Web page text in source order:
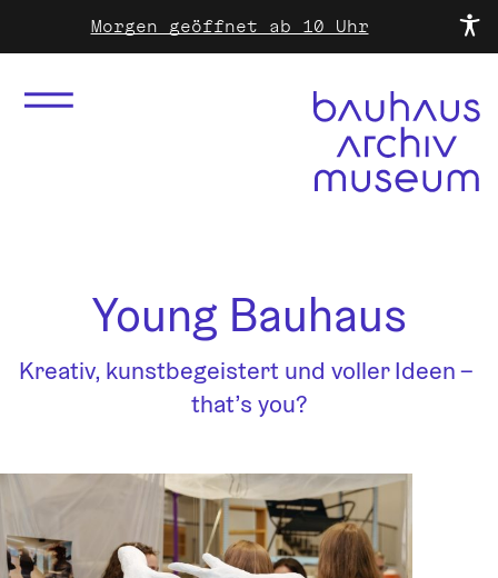
Morgen geöffnet ab 10 Uhr
Young Bauhaus
Kreativ, kunstbegeistert und voller Ideen –
that’s you?